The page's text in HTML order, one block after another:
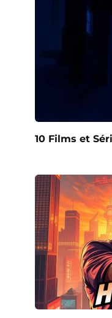
10 Films et